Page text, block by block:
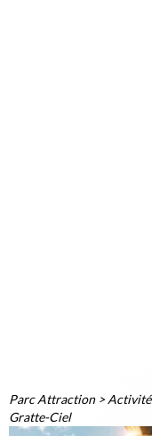
Parc Attraction >
Gratte-Ciel